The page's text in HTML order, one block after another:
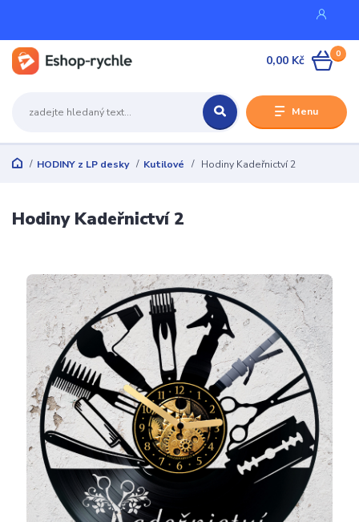
Menu
0
0,00 Kč
HODINY z LP desky Kutilové Hodiny Kadeřnictví 2
Hodiny Kadeřnictví 2